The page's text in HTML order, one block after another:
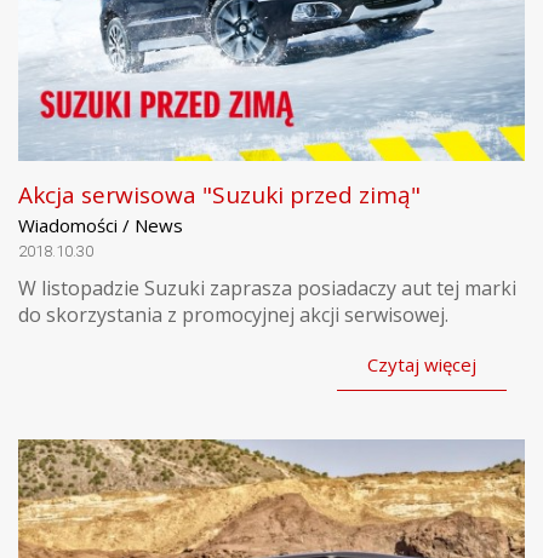
Akcja serwisowa "Suzuki przed zimą"
Wiadomości / News
2018.10.30
W listopadzie Suzuki zaprasza posiadaczy aut tej marki
do skorzystania z promocyjnej akcji serwisowej.
Czytaj więcej